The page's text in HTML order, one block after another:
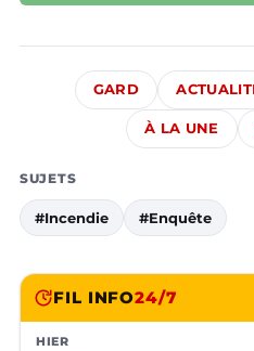
GARD
À LA UNE
SUJETS
#Incendie #Enquête
FIL INFO24/7
HIER